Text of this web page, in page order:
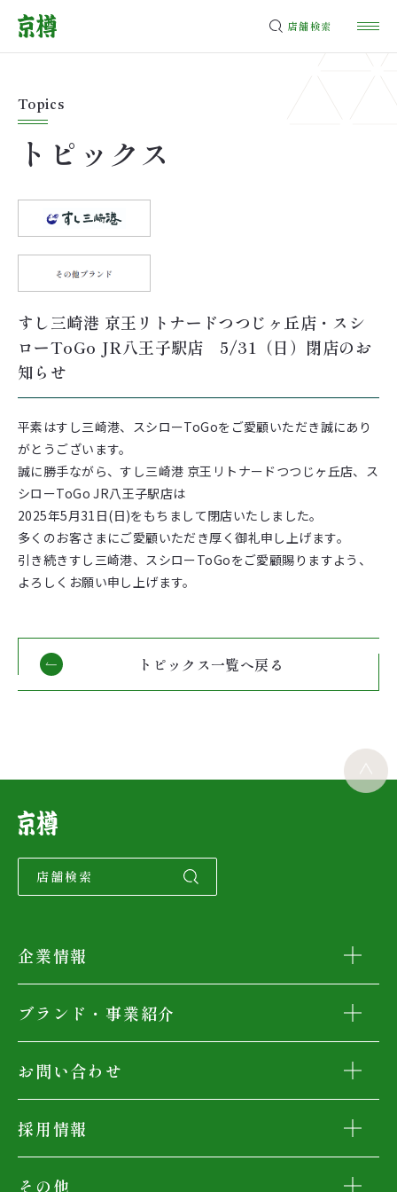
店舗検索
Topics
トピックス
すし三崎港 京王リトナードつつじヶ丘店・スシ
ローToGo JR八王子駅店 5/31（日）閉店のお
知らせ
平素はすし三崎港、スシローToGoをご愛顧いただき誠にあり
がとうございます。
誠に勝手ながら、すし三崎港 京王リトナードつつじヶ丘店、ス
シローToGo JR八王子駅店は
2025年5月31日(日)をもちまして閉店いたしました。
多くのお客さまにご愛顧いただき厚く御礼申し上げます。
引き続きすし三崎港、スシローToGoをご愛顧賜りますよう、
よろしくお願い申し上げます。
トピックス一覧へ戻る
店舗検索
企業情報
ブランド・事業紹介
お問い合わせ
採用情報
その他